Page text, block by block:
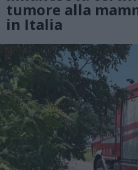
tumore alla
in Italia